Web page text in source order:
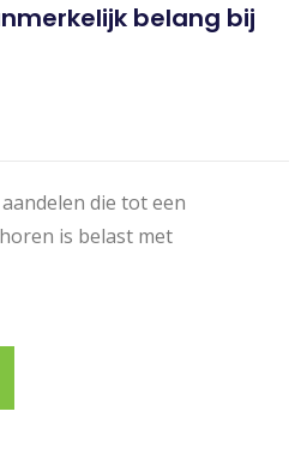
belang bij
die tot een
is belast met